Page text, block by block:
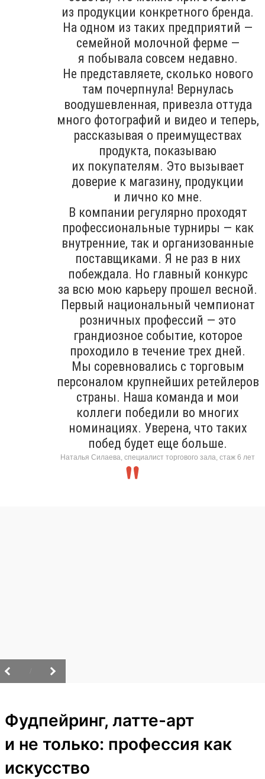
из продукции конкретного бренда.
На одном из таких предприятий —
семейной молочной ферме —
я побывала совсем недавно.
Не представляете, сколько нового
там почерпнула! Вернулась
воодушевленная, привезла оттуда
много фотографий и видео и теперь,
рассказывая о преимуществах
продукта, показываю
их покупателям. Это вызывает
доверие к магазину, продукции
и лично ко мне.
В компании регулярно проходят
профессиональные турниры — как
внутренние, так и организованные
поставщиками. Я не раз в них
побеждала. Но главный конкурс
за всю мою карьеру прошел весной.
Первый национальный чемпионат
розничных профессий — это
грандиозное событие, которое
проходило в течение трех дней.
Мы соревновались с торговым
персоналом крупнейших ретейлеров
страны. Наша команда и мои
коллеги победили во многих
номинациях. Уверена, что таких
побед будет еще больше.
Наталья Силаева, специалист торгового зала, стаж 6 лет
Фудпейринг, латте-арт
и не только: профессия как
искусство